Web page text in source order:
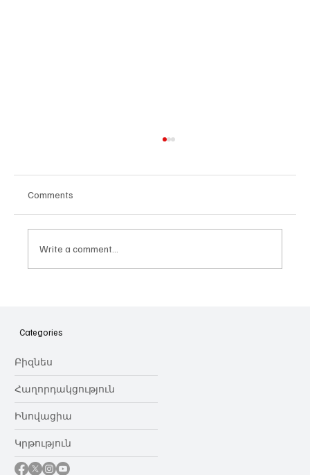
նվիրում որոշում
Comments
Write a comment...
Categories
Բիզնես
Հաղորդակցություն
Ինովացիա
Կրթություն